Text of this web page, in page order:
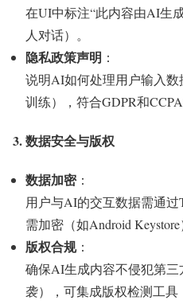
在UI中标注“此内容由AI生
人对话）。
隐私政策声明 ：
说明AI如何处理用户输入
训练），符合GDPR和CCPA
3. 数据安全与版权
数据加密：
用户与AI的交互数据需通
需加密（如Android Keystore
版权合规：
确保AI生成内容不侵犯第
袭），可集成版权检测工具